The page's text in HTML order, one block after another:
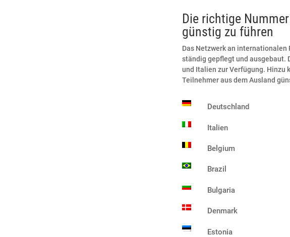
Die richtige
günstig zu führen
Das Netzwerk an internationalen
ständig gepflegt und ausgebaut.
und Italien zur Verfügung. Hinzu
Teilnehmer aus dem Ausland
Deutschland
Italien
Belgium
Brazil
Bulgaria
Denmark
Estonia